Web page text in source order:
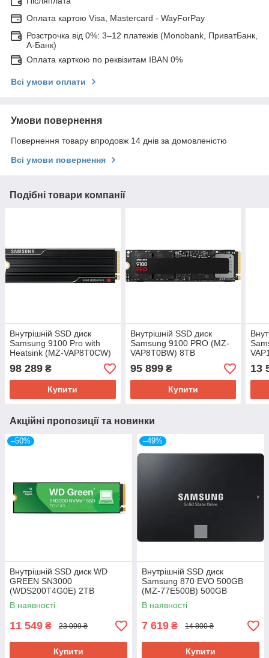
Оплата картою Visa, Mastercard - WayForPay
Розстрочка від 0%: 3–12 платежів (Monobank, ПриватБанк,
А-Банк)
Оплата карткою по реквізитам IBAN 0%
Всі умови оплати
Умови повернення
Повернення товару впродовж 14 днів за домовленістю
Всі умови повернення
Подібні товари компанії
Внутрішній SSD диск
Samsung 9100 Pro with
Heatsink (MZ-VAP8T0CW)
8TB
98 289 ₴
Купити
Внутрішній SSD диск
Samsung 9100 PRO (MZ-
VAP8T0BW) 8TB
95 899₴
Купити
13
Акційні пропозиції та новинки
–50%
Внутрішній SSD диск WD
GREEN SN3000
(WDS200T4G0E) 2TB
В наявності
11 549 ₴ 23 099 ₴
Купити
–49%
Внутрішній SSD диск
Samsung 870 EVO 500GB
(MZ-77E500B) 500GB
В наявності
7 619 ₴ 14 800 ₴
Купити